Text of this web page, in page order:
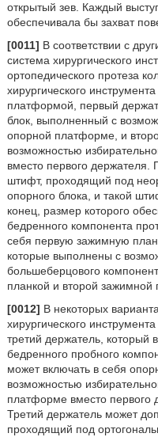
открытый зев. Каждый
обеспечивала бы захват
[0011] В соответствии с
система хирургического
ортопедического протеза
хирургического
платформой, первый
блок, выполненный с
опорной платформе, и
возможностью
вместо первого держателя.
штифт, проходящий под
опорного блока, и такой
конец, размер которого
бедренного компонента
себя первую зажимную
которые выполнены с
большеберцового
планкой и второй зажимной
[0012] В некоторых
хирургического
третий держатель, который
бедренного пробного
может включать в себя
возможностью
платформе вместо первого
Третий держатель может
проходящий под